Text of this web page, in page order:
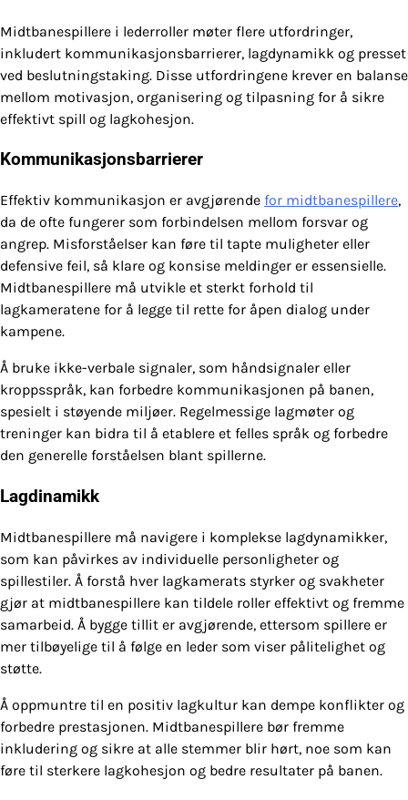
Midtbanespillere i lederroller møter flere utfordringer,
inkludert kommunikasjonsbarrierer, lagdynamikk og presset
ved beslutningstaking. Disse utfordringene krever en balanse
mellom motivasjon, organisering og tilpasning for å sikre
effektivt spill og lagkohesjon.
Kommunikasjonsbarrierer
Effektiv kommunikasjon er avgjørende for midtbanespillere,
da de ofte fungerer som forbindelsen mellom forsvar og
angrep. Misforståelser kan føre til tapte muligheter eller
defensive feil, så klare og konsise meldinger er essensielle.
Midtbanespillere må utvikle et sterkt forhold til
lagkameratene for å legge til rette for åpen dialog under
kampene.
Å bruke ikke-verbale signaler, som håndsignaler eller
kroppsspråk, kan forbedre kommunikasjonen på banen,
spesielt i støyende miljøer. Regelmessige lagmøter og
treninger kan bidra til å etablere et felles språk og forbedre
den generelle forståelsen blant spillerne.
Lagdinamikk
Midtbanespillere må navigere i komplekse lagdynamikker,
som kan påvirkes av individuelle personligheter og
spillestiler. Å forstå hver lagkamerats styrker og svakheter
gjør at midtbanespillere kan tildele roller effektivt og fremme
samarbeid. Å bygge tillit er avgjørende, ettersom spillere er
mer tilbøyelige til å følge en leder som viser pålitelighet og
støtte.
Å oppmuntre til en positiv lagkultur kan dempe konflikter og
forbedre prestasjonen. Midtbanespillere bør fremme
inkludering og sikre at alle stemmer blir hørt, noe som kan
føre til sterkere lagkohesjon og bedre resultater på banen.